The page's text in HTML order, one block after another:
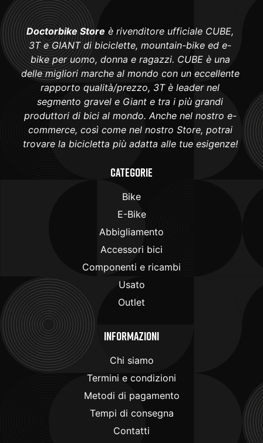
Doctorbike Store è rivenditore ufficiale CUBE,
3T e GIANT di biciclette, mountain-bike ed e-
bike per uomo, donna e ragazzi. CUBE è una
delle migliori marche al mondo con un eccellente
rapporto qualità/prezzo, 3T è leader nel
segmento gravel e Giant e tra i più grandi
produttori di bici al mondo. Anche nel nostro e-
commerce, così come nel nostro Store, potrai
trovare la bicicletta più adatta alle tue esigenze!
Categorie
Bike
E-Bike
Abbigliamento
Accessori bici
Componenti e ricambi
Usato
Outlet
Informazioni
Chi siamo
Termini e condizioni
Metodi di pagamento
Tempi di consegna
Contatti